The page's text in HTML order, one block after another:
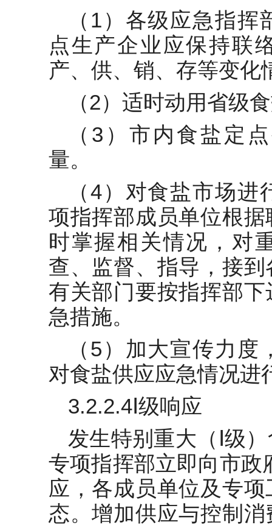
（1）各级应急指
点生产企业应保持联
产、供、销、存等变化
（2）适时动用省级
（3）市内食盐定
量。
（4）对食盐市场
项指挥部成员单位根
时掌握相关情况，对
查、监督、指导，接
有关部门要按指挥部
急措施。
（5）加大宣传力
对食盐供应应急情况进
3.2.2.4Ⅰ级响应
发生特别重大（Ⅰ级
专项指挥部立即向市政
应，各成员单位及专
态。增加供应与控制